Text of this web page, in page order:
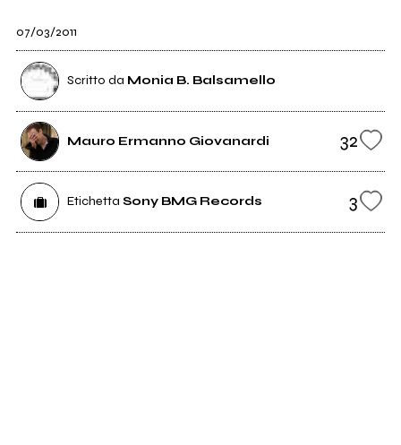
07/03/2011
Scritto da Monia B. Balsamello
Mauro Ermanno Giovanardi 32
Etichetta Sony BMG Records 3